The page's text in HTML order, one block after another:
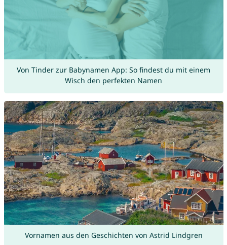
Von Tinder zur Babynamen App: So findest du mit einem
Wisch den perfekten Namen
Vornamen aus den Geschichten von Astrid Lindgren